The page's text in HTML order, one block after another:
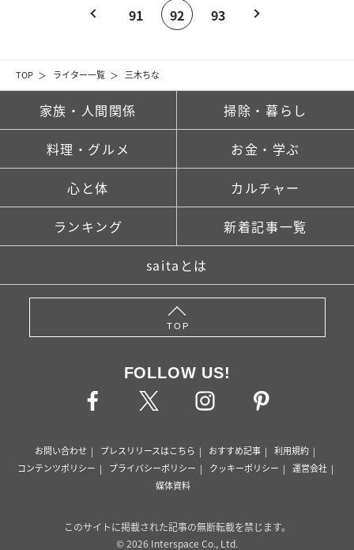
TOP ライター一覧 三木ちな
91 92 93
家族・人間関係 掃除・暮らし
料理・グルメ お金・学ぶ
心と体 カルチャー
ランキング 新着記事一覧
saitaとは
TOP
FOLLOW US!
お問い合わせ プレスリリースはこちら おすすめ記事
利用規約
コンテンツポリシー
プライバシーポリシー クッキーポリシー
運営会社
媒体資料
このサイトに掲載された記事の無断転載を禁じます。
© 2026 Interspace Co., Ltd.